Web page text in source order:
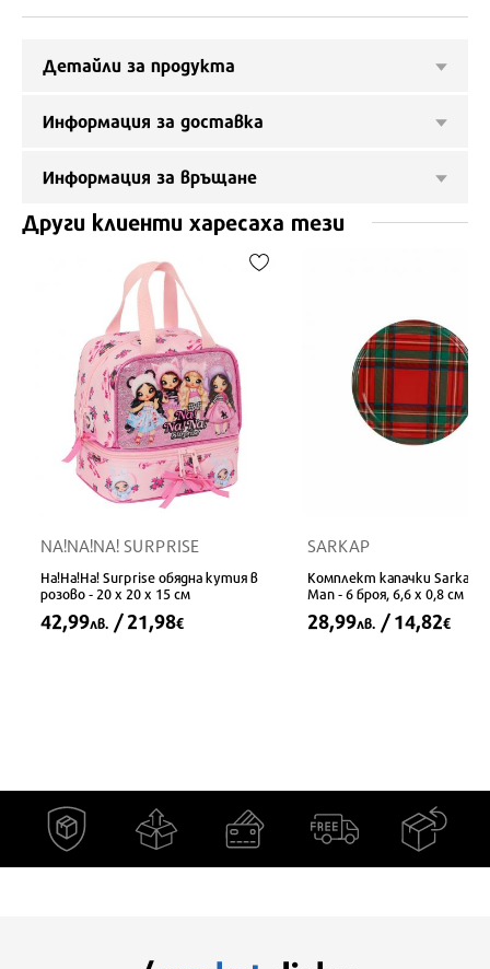
Детайли за продукта
Информация за доставка
Информация за връщане
Други клиенти харесаха тези
NA!NA!NA! SURPRISE
На!На!На! Surprise обядна кутия в
розово - 20 x 20 x 15 см
42,99лв. / 21,98€
SARKAP
Комплект капачки Sarkap
Man - 6 броя, 6,6 x 0,8 см
28,99лв. / 14,82€